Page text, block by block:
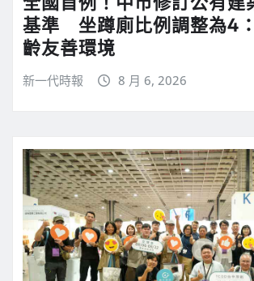
基準 坐蹲廁比例調整為4
齡友善環境
新一代時報 8 月 6, 2026